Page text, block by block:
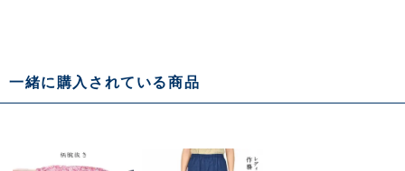
一緒に購入されている商品